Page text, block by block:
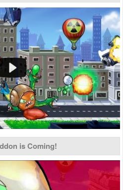
is Coming!